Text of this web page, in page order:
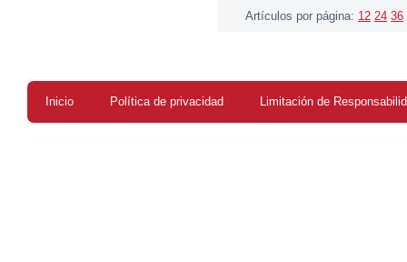
Artículos por página: 12 24 36
Inicio Política de privacidad Limitación de